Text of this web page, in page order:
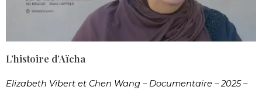
L’histoire d’Aïcha
Elizabeth Vibert et Chen Wang – Documentaire – 2025 –